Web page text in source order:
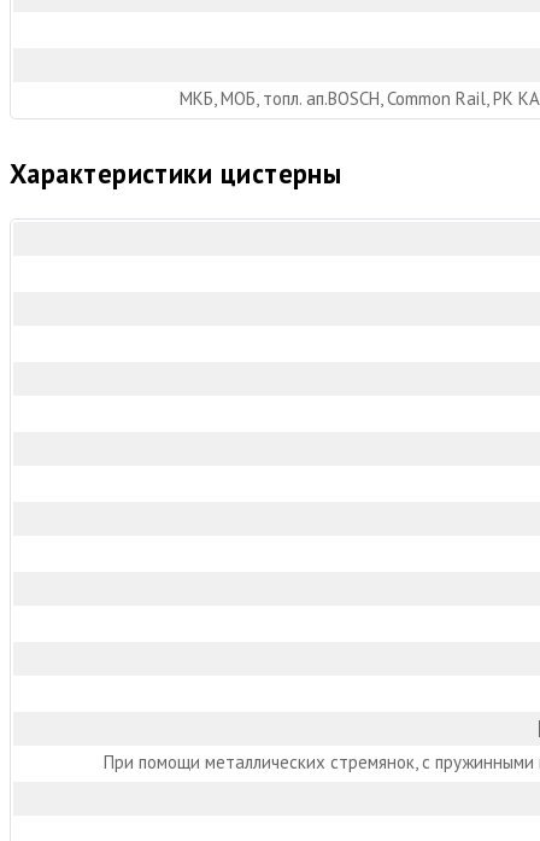
МКБ, МОБ, топл. ап.BOSCH, Common Rail, РК
Характеристики цистерны
При помощи металлических стремянок, с